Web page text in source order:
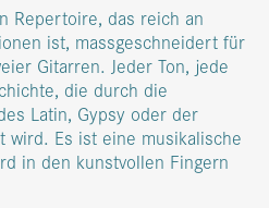
Repertoire, das reich an
ist, massgeschneidert für
Gitarren. Jeder Ton, jede
die durch die
Latin, Gypsy oder der
wird. Es ist eine musikalische
in den kunstvollen Fingern